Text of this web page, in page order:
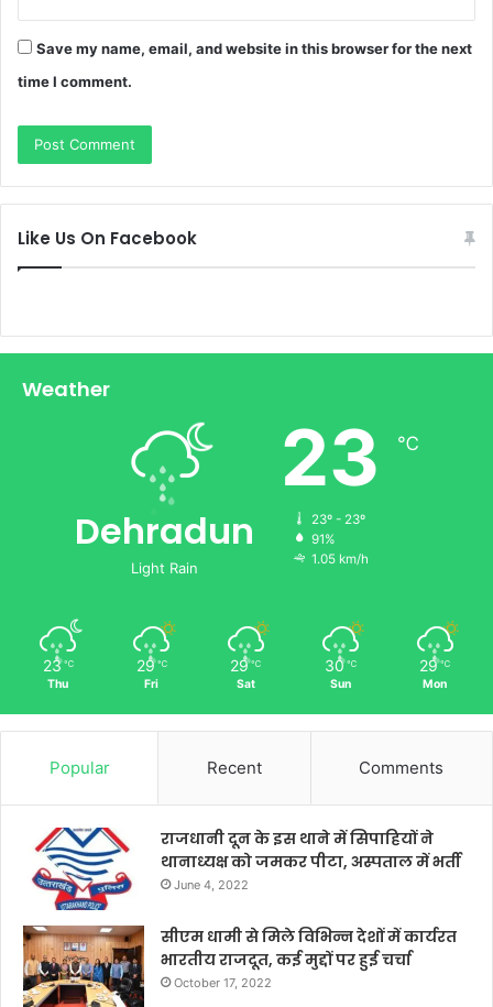
Save my name, email, and website in this browser for the next
time I comment.
Like Us On Facebook
Weather
Dehradun
Light Rain
23 ℃
23º - 23º
91%
1.05 km/h
23 ℃
Thu
29 ℃
Fri
29 ℃
Sat
30 ℃
Sun
29 ℃
Mon
Popular Recent Comments
राजधानी दून के इस थाने में सिपाहियों ने
थानाध्यक्ष को जमकर पीटा, अस्पताल में भर्ती
June 4, 2022
सीएम धामी से मिले विभिन्न देशों में कार्यरत
भारतीय राजदूत, कई मुद्दों पर हुई चर्चा
October 17, 2022